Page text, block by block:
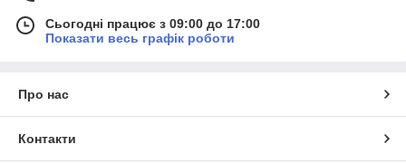
Сьогодні працює з 09:00 до 17:00
Показати весь графік роботи
Про нас
Контакти